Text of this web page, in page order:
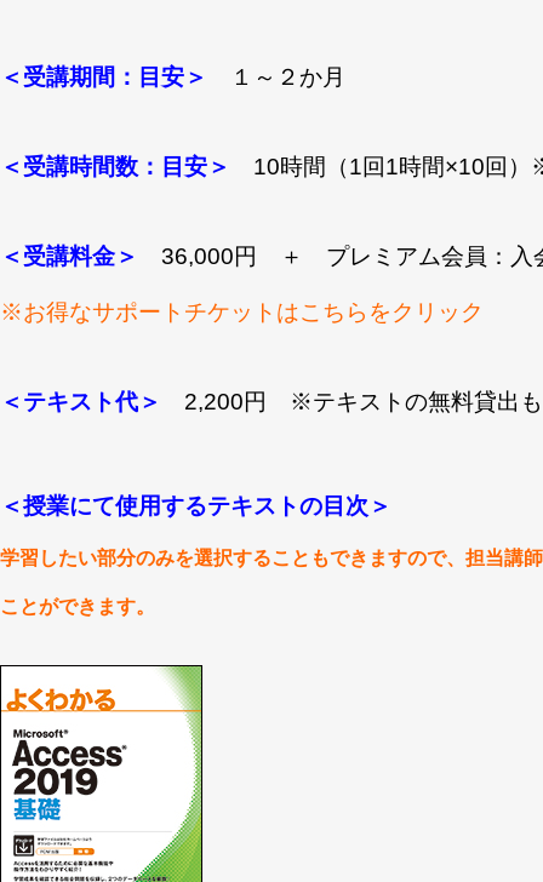
＜受講期間：目安＞ １～２か月
＜受講時間数：目安＞ 10時間（1回1時間×10回）
＜受講料金＞ 36,000円 ＋ プレミアム会員：入
※お得なサポートチケットはこちらをクリック
＜テキスト代＞ 2,200円 ※テキストの無料貸出も
＜授業にて使用するテキストの目次＞
学習したい部分のみを選択することもできますので、担当講
ことができます。